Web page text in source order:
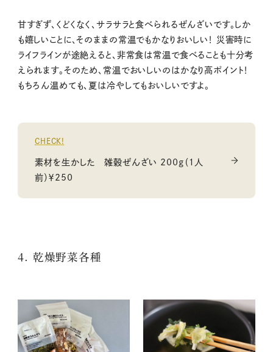
甘すぎず、くどくなく、サラサラと食べられるぜんざいです。しか
も嬉しいことに、そのままの常温でもかなりおいしい！ 災害時に
ライフラインが途絶えると、非常食は常温で食べることも十分考
えられます。そのため、常温でおいしいのはかなり高ポイント！
もちろん温めても、夏は冷やしてもおいしいですよ。
CHECK!
素材を生かした 雑穀ぜんざい 200ｇ（１人
前）￥250
4. 乾燥野菜各種